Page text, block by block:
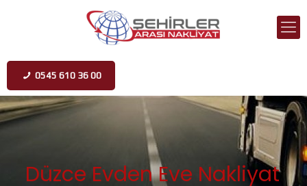
0545 610 36 00
Düzce Evden Eve Nakliyat